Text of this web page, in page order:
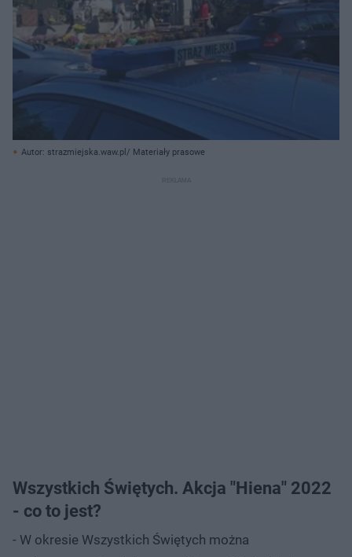
Autor: strazmiejska.waw.pl/ Materiały prasowe
Wszystkich Świętych. Akcja "Hiena" 2022
- co to jest?
- W okresie Wszystkich Świętych można